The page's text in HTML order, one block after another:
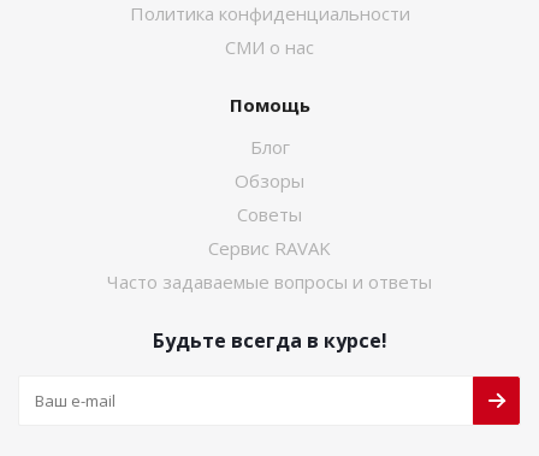
Политика конфиденциальности
СМИ о нас
Помощь
Блог
Обзоры
Советы
Сервис RAVAK
Часто задаваемые вопросы и ответы
Будьте всегда в курсе!